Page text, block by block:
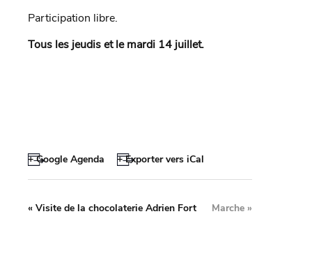
Participation libre.
Tous les jeudis et le mardi 14 juillet.
+ Google Agenda + Exporter vers iCal
« Visite de la chocolaterie Adrien Fort Marche »